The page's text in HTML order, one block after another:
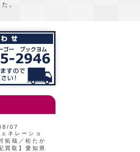
。
07
ネレーショ
拓哉／松たか
買取】愛知県